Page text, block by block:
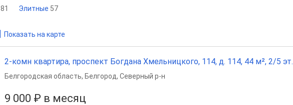
81 Элитные 57
Показать на карте
2-комн квартира, проспект Богдана Хмельницкого, 114, д. 114, 44 м², 2/5 эт.
9 000 ₽ в месяц
Белгородская область, Белгород, Северный р-н